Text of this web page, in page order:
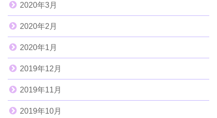
2020年3月
2020年2月
2020年1月
2019年12月
2019年11月
2019年10月